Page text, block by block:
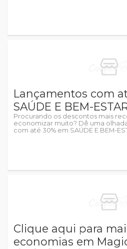
Lançamentos com
SAÚDE E BEM-
Procurando os descontos mais
economizar muito? Dê uma
com até 30% em SAÚDE E BEM-
Clique aqui para
economias em